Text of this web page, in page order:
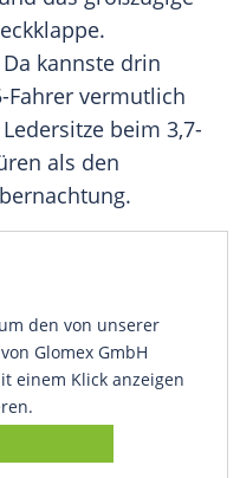
kannste drin
Fahrer vermutlich
beim 3,7-
als den
den von unserer
Glomex GmbH
einem Klick anzeigen